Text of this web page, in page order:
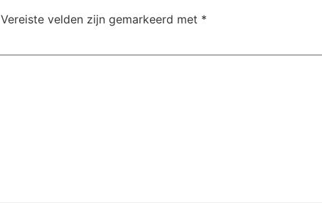
Vereiste velden zijn gemarkeerd met *